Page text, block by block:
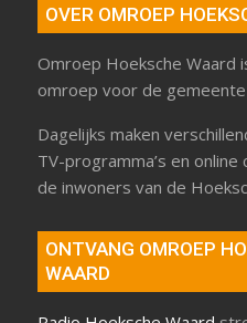
OVER OMROEP
Omroep Hoeksche Waard
omroep voor de
Dagelijks maken
TV-programma’s en
de inwoners van de
ONTVANG OMROEP
WAARD